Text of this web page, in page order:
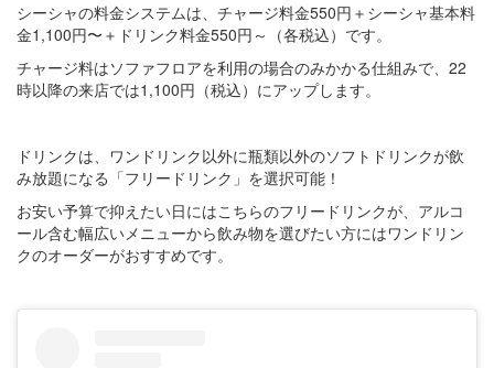
シーシャの料金システムは、チャージ料金550円＋シーシャ基本料
金1,100円〜＋ドリンク料金550円～（各税込）です。
チャージ料はソファフロアを利用の場合のみかかる仕組みで、22
時以降の来店では1,100円（税込）にアップします。
ドリンクは、ワンドリンク以外に瓶類以外のソフトドリンクが飲
み放題になる「フリードリンク」を選択可能！
お安い予算で抑えたい日にはこちらのフリードリンクが、アルコ
ール含む幅広いメニューから飲み物を選びたい方にはワンドリン
クのオーダーがおすすめです。